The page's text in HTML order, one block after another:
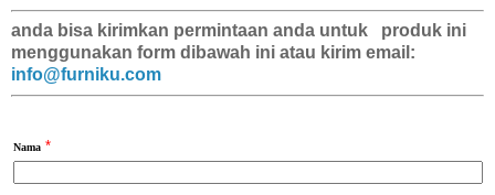
anda bisa kirimkan permintaan anda untuk produk ini
menggunakan form dibawah ini atau kirim email:
info@furniku.com
Nama *